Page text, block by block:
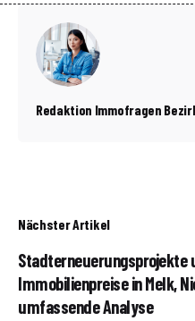
Redaktion Immofragen
Nächster Artikel
Stadterneuerungsprojekte
Immobilienpreise in Melk,
umfassende Analyse